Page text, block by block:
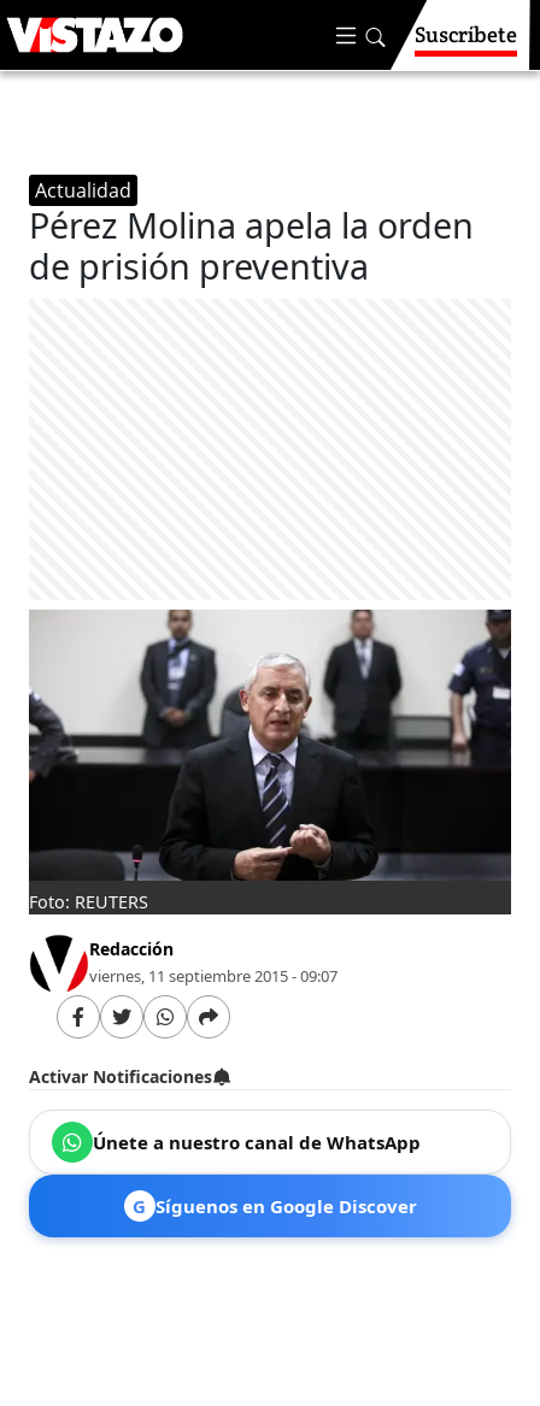
Suscríbete
Actualidad
Pérez Molina apela la orden
de prisión preventiva
Foto: REUTERS
Redacción
viernes, 11 septiembre 2015 - 09:07
Activar Notificaciones
Únete a nuestro canal de WhatsApp
G Síguenos en Google Discover